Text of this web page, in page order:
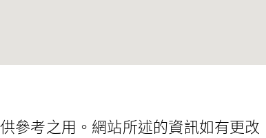
參考之用。網站所述的資訊如有更